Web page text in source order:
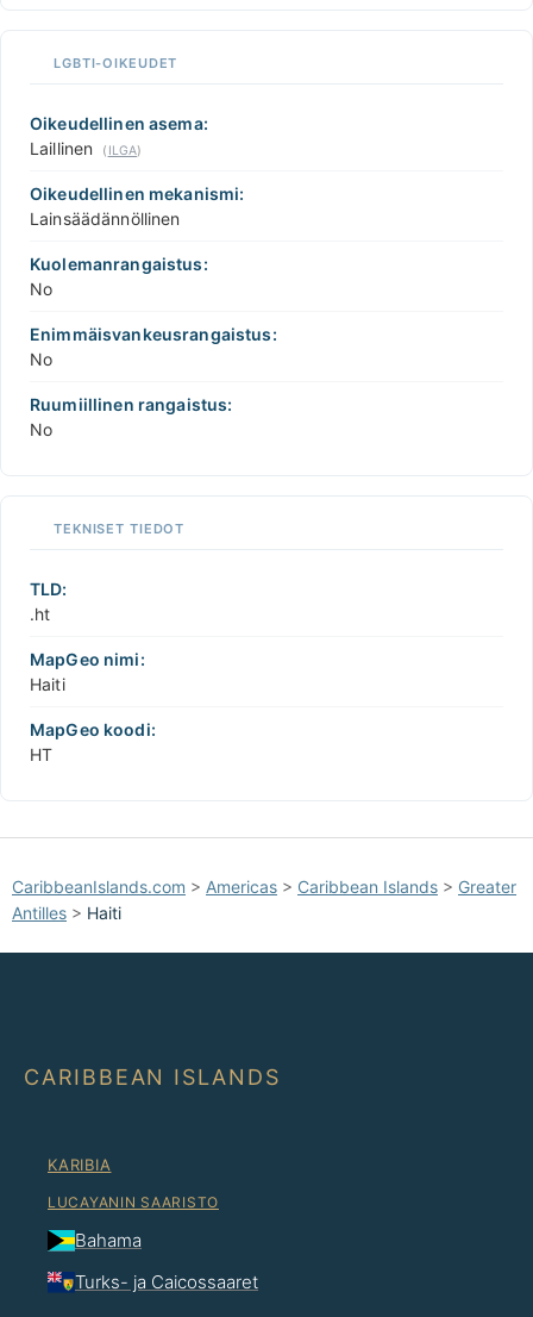
LGBTI-OIKEUDET
Oikeudellinen asema:
Laillinen
( ILGA)
Oikeudellinen mekanismi:
Lainsäädännöllinen
Kuolemanrangaistus:
No
Enimmäisvankeusrangaistus:
No
Ruumiillinen rangaistus:
No
TEKNISET TIEDOT
TLD:
.ht
MapGeo nimi:
Haiti
MapGeo koodi:
HT
CaribbeanIslands.com > Americas > Caribbean Islands > Greater
Antilles > Haiti
CARIBBEAN ISLANDS
KARIBIA
LUCAYANIN SAARISTO
Bahama
Turks- ja Caicossaaret